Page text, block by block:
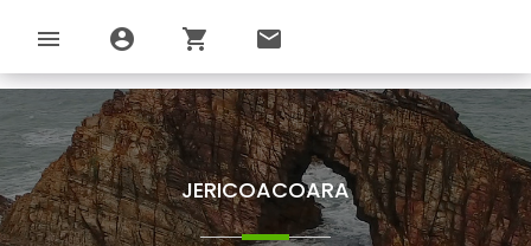
menu account_circle shopping_cart email
JERICOACOARA